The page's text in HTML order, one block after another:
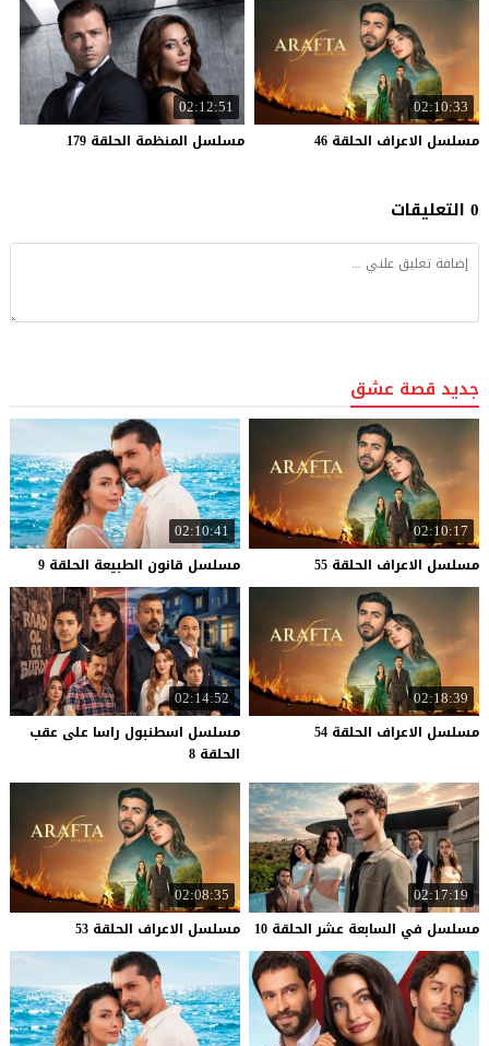
02:10:33
مسلسل الاعراف الحلقة 46
02:12:51
مسلسل المنظمة الحلقة 179
0 التعليقات
جديد قصة عشق
02:10:17
مسلسل الاعراف الحلقة 55
02:10:41
مسلسل قانون الطبيعة الحلقة 9
02:18:39
مسلسل الاعراف الحلقة 54
02:14:52
مسلسل اسطنبول راسا على عقب
الحلقة 8
02:17:19
مسلسل في السابعة عشر الحلقة 10
02:08:35
مسلسل الاعراف الحلقة 53